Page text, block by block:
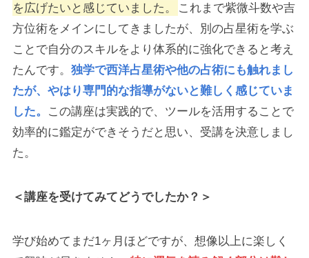
を広げたいと感じていました。
これまで紫微斗数や吉
方位術をメインにしてきましたが、別の占星術を学ぶ
ことで自分のスキルをより体系的に強化できると考え
たんです。 独学で西洋占星術や他の占術にも触れまし
たが、やはり専門的な指導がないと難しく感じていま
した。
この講座は実践的で、ツールを活用することで
効率的に鑑定ができそうだと思い、受講を決意しまし
た。
＜講座を受けてみてどうでしたか？＞
学び始めてまだ1ヶ月ほどですが、想像以上に楽しく